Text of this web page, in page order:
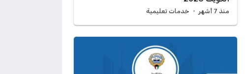
منذ 7 أشهر خدمات تعليمية